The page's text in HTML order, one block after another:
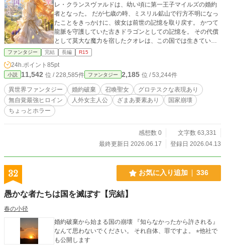
レ・クランスヴァルドは、幼い頃に第一王子マイルズの婚約
者となった。 だが七歳の時、ミスリル鉱山で行方不明になっ
たことをきっかけに、彼女は前世の記憶を取り戻す。 かつて
龍脈を守護していた古きドラゴンとしての記憶を。 その代償
として莫大な魔力を宿したクオレは、この国では生きていけ
なくなった。 ところが、王家はクオレが不治の病 “竜皮病” に
罹り容姿が変化してしまったことを責め、婚約破棄を突きつ
けてきた。そして、穏便に婚約を解消する代わりに、公爵領
を明け渡せと。 だが、それはクオレ達にとっても望んでいた
結果だった。 「かしこまりました」 婚約破棄を機に、公爵家
は領民全てを連れて国を捨てた。 誰も知らなかったのだ。 公
爵領の繁栄を支えていたのが龍脈であり、クオレこそがその
守り手だったことを。国を魔物から守っていたのも、神聖力
速に崩壊を始める。 王城はダンジョンへと変貌し、教会には
魔物が溢れ、肥沃だった大地は枯れ果てる。魔力を否定し続
けた国は、魔力なくして生きられない世界の理から見放され
共に新しい国づくりを始めていた。 全18話。完結まで制作済
た。
ファンタジー 完結 長編 R15
24h.ポイント 85pt
小説 11,542 位 / 228,585件 ファンタジー 2,185 位 / 53,244件
異世界ファンタジー 婚約破棄 召喚聖女
グロテスクな表現あり
無自覚最強ヒロイン
人外女主人公 ざまあ要素あり
国家崩壊
ちょっとホラー
感想数 0
文字数 63,331
最終更新日 2026.06.17
登録日 2026.04.13
32 お気に入り追加 336
愚かな者たちは国を滅ぼす【完結】
春の小径
婚約破棄から始まる国の崩壊 『知らなかったから許される』
なんて思わないでください。 それ自体、罪ですよ。 ⭐︎他社で
も公開します